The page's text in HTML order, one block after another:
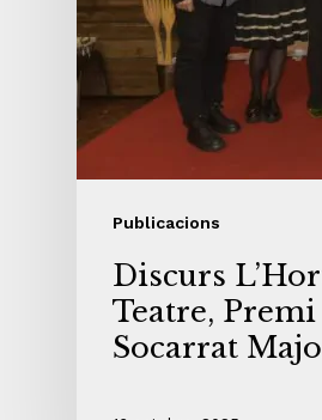
Publicacions
Discurs
Teatre, Premi
Socarrat